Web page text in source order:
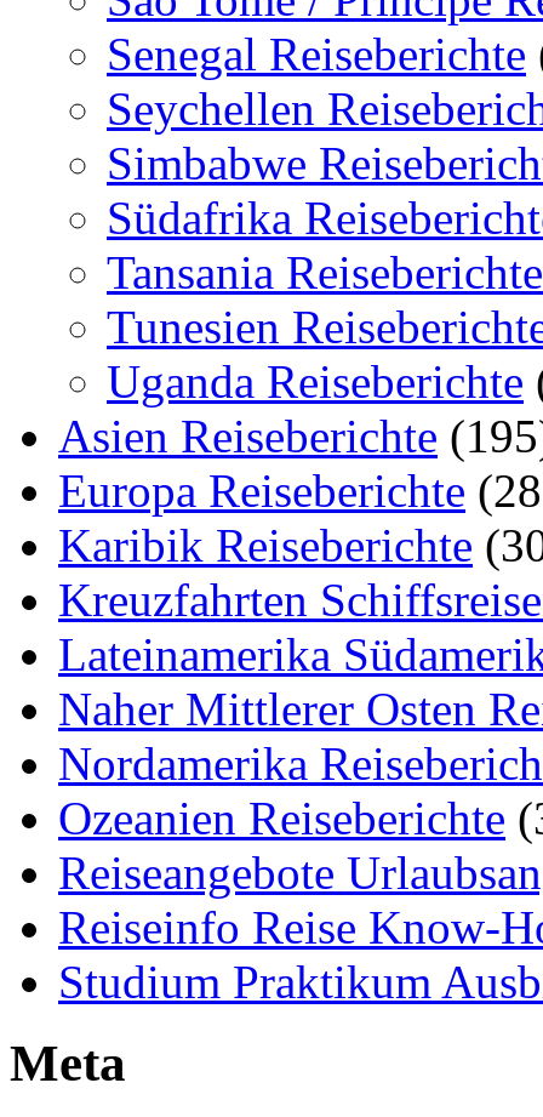
Senegal Reiseberichte
Seychellen
Simbabwe
Südafrika
Tansania Reiseberichte
Tunesien
Uganda Reiseberichte
Asien Reiseberichte
Europa Reiseberichte
Karibik Reiseberichte
Kreuzfahrten
Lateinamerika
Naher Mittlerer Osten
Nordamerika
Ozeanien Reiseberichte
Reiseangebote
Reiseinfo Reise Know-
Studium Praktikum
Meta